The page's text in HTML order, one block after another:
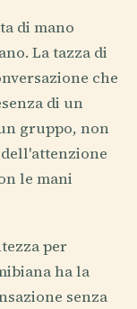
di mano
La tazza di
che
di un
gruppo, non
le mani
per
ha la
senza